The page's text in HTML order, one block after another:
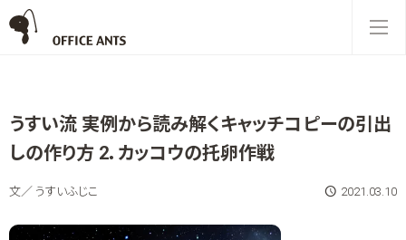
うすい流 実例から読み解くキャッチコピーの引出
しの作り方 2．カッコウの托卵作戦
文／ うすいふじこ 2021.03.10